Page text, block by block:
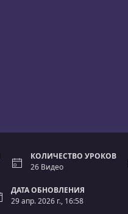
КОЛИЧЕСТВО УРОКОВ
26 Видео
ДАТА ОБНОВЛЕНИЯ
29 апр. 2026 г., 16:58